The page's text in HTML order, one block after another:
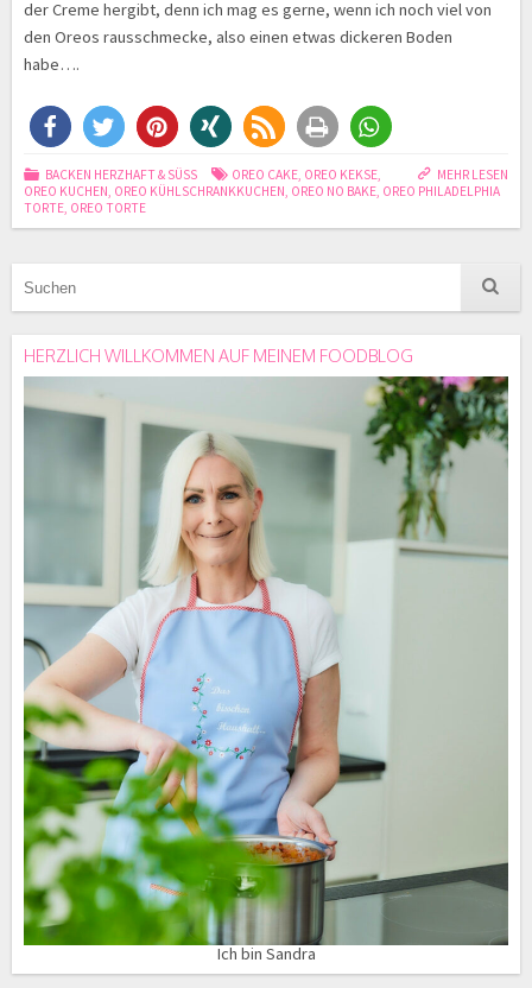
der Creme hergibt, denn ich mag es gerne, wenn ich noch viel von
den Oreos rausschmecke, also einen etwas dickeren Boden
habe….
MEHR LESEN
BACKEN HERZHAFT & SÜSS OREO CAKE, OREO KEKSE,
OREO KUCHEN, OREO KÜHLSCHRANKKUCHEN, OREO NO BAKE, OREO PHILADELPHIA
TORTE, OREO TORTE
HERZLICH WILLKOMMEN AUF MEINEM FOODBLOG
Ich bin Sandra